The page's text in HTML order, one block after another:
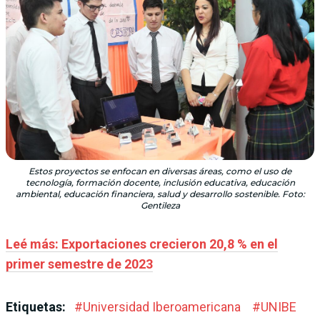
Estos proyectos se enfocan en diversas áreas, como el uso de
tecnología, formación docente, inclusión educativa, educación
ambiental, educación financiera, salud y desarrollo sostenible. Foto:
Gentileza
Leé más: Exportaciones crecieron 20,8 % en el
primer semestre de 2023
Etiquetas: #Universidad Iberoamericana #UNIBE